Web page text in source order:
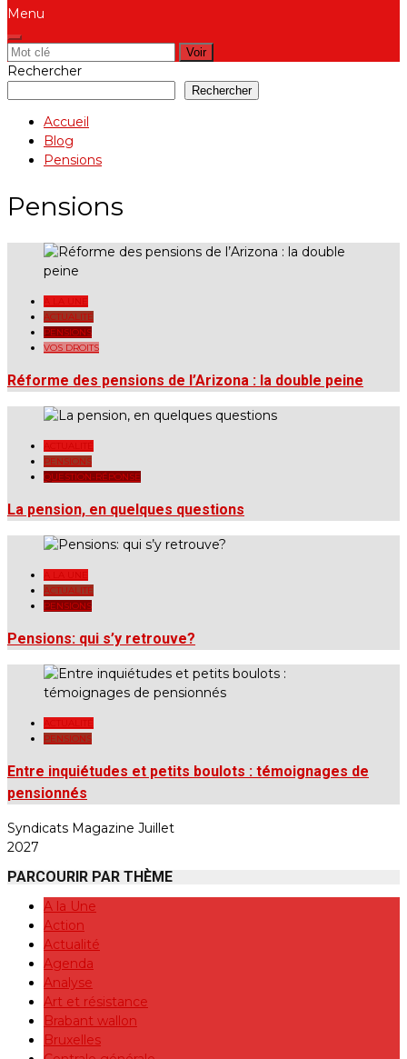
Menu
Rechercher:
Rechercher
Rechercher
Accueil
Blog
Pensions
Pensions
ACTUALITÉ
PENSIONS
VOS DROITS
Réforme des pensions de l’Arizona : la double peine
PENSIONS
QUESTION-RÉPONSE
La pension, en quelques questions
ACTUALITÉ
PENSIONS
Pensions: qui s’y retrouve?
PENSIONS
Entre inquiétudes et petits boulots : témoignages de
pensionnés
Syndicats Magazine Juillet
2027
PARCOURIR PAR THÈME
A la Une
Action
Actualité
Agenda
Analyse
Art et résistance
Brabant wallon
Bruxelles